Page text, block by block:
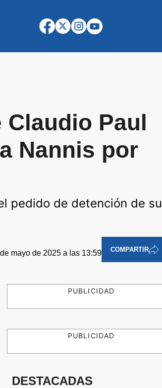
Paul
Nannis por
pedido de detención de su
mayo de 2025 a las 13:59 COMPARTIR
PUBLICIDAD
PUBLICIDAD
DESTACADAS